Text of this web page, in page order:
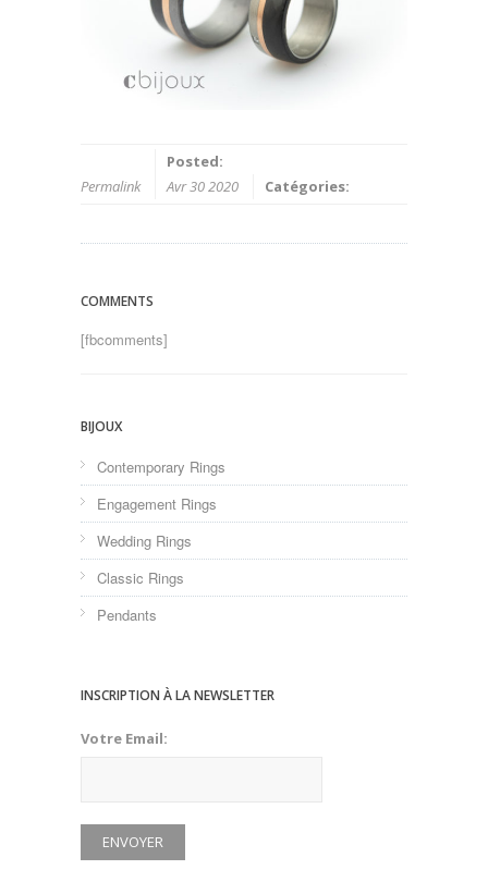
Permalink
Posted:
Avr 30 2020
Catégories:
COMMENTS
[fbcomments]
BIJOUX
Contemporary Rings
Engagement Rings
Wedding Rings
Classic Rings
Pendants
INSCRIPTION À LA NEWSLETTER
Votre Email: